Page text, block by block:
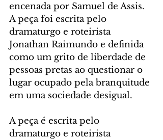
encenada por Samuel de Assis.
A peça foi escrita pelo
dramaturgo e roteirista
Jonathan Raimundo e definida
como um grito de liberdade de
pessoas pretas ao questionar o
lugar ocupado pela branquitude
em uma sociedade desigual.
A peça é escrita pelo
dramaturgo e roteirista